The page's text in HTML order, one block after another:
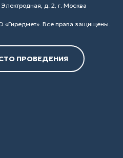
д. 2, г. Москва
Все права защищены.
ПРОВЕДЕНИЯ